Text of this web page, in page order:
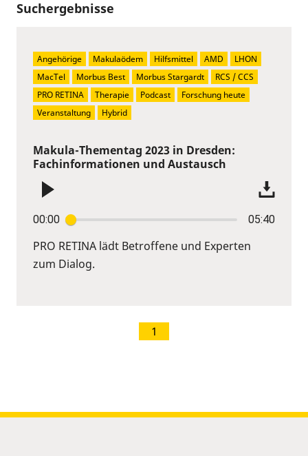
Suchergebnisse
Makula-Thementag 2023 in Dresden:
Fachinformationen und Austausch
00:00 05:40
PRO RETINA lädt Betroffene und Experten
zum Dialog.
Angehörige Makulaödem Hilfsmittel AMD
LHON
MacTel
Morbus Best Morbus Stargardt
RCS / CCS
PRO RETINA
Therapie Podcast
Forschung heute
Veranstaltung
Hybrid
1